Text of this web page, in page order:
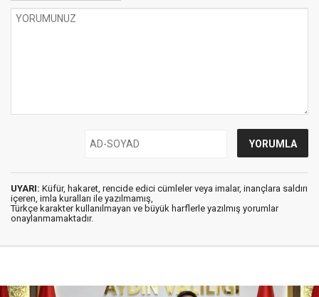
UYARI: Küfür, hakaret, rencide edici cümleler veya imalar, inançlara saldırı
içeren, imla kuralları ile yazılmamış,
Türkçe karakter kullanılmayan ve büyük harflerle yazılmış yorumlar
onaylanmamaktadır.